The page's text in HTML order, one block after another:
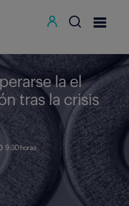
la el
tras la crisis
9:30 horas